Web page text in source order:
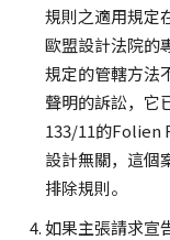
規則之適用規定
歐盟設計法院的
規定的管轄方法
聲明的訴訟，它
133/11的Folien
設計無關，這個
排除規則。
如果主張請求宣